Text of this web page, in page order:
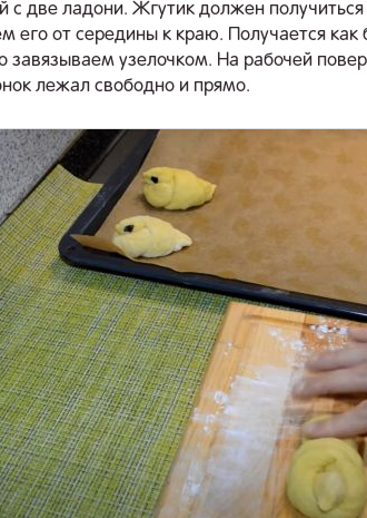
с две ладони. Жгутик должен
его от середины к краю. Получается как
завязываем узелочком. На рабочей
лежал свободно и прямо.